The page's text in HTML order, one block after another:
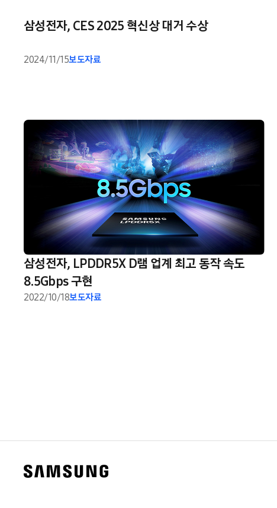
삼성전자, CES 2025 혁신상 대거 수상
2024/11/15보도자료
삼성전자, LPDDR5X D램 업계 최고 동작 속도
8.5Gbps 구현
2022/10/18보도자료